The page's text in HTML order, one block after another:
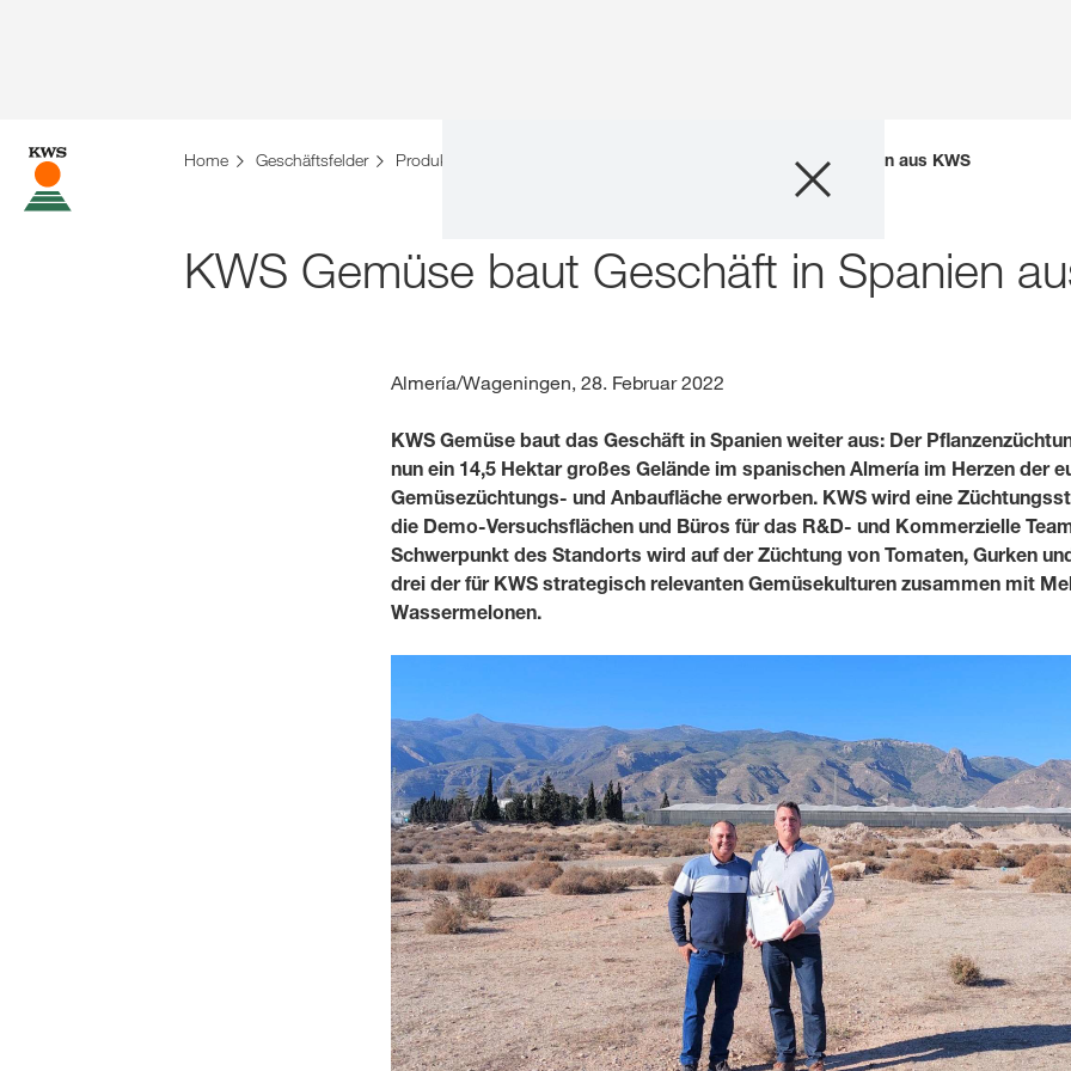
Unternehmen
Innovation
Nachhaltigkeit
Medien &
Local
Country
Home Geschäftsfelder Produkte KWS Gemüse baut Geschäft in Spanien aus KWS
KWS Gemüse baut Geschäft in Spanien
Almería/Wageningen, 28. Februar 2022
KWS Gemüse baut das Geschäft in Spanien weiter aus: Der
nun ein 14,5 Hektar großes Gelände im spanischen Almería im Herzen der
Gemüsezüchtungs- und Anbaufläche erworben. KWS wird eine
die Demo-Versuchsflächen und Büros für das R&D- und Kommerzielle
Schwerpunkt des Standorts wird auf der Züchtung von Tomaten, Gurken
drei der für KWS strategisch relevanten Gemüsekulturen zusammen mit
Wassermelonen.